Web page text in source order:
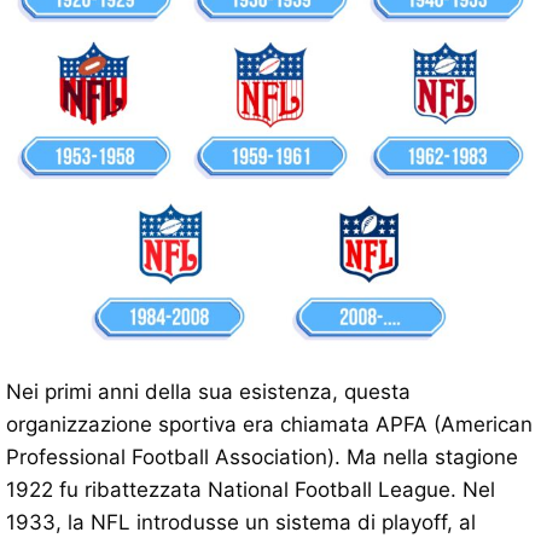
Nei primi anni della sua esistenza, questa
organizzazione sportiva era chiamata APFA (American
Professional Football Association). Ma nella stagione
1922 fu ribattezzata National Football League. Nel
1933, la NFL introdusse un sistema di playoff, al